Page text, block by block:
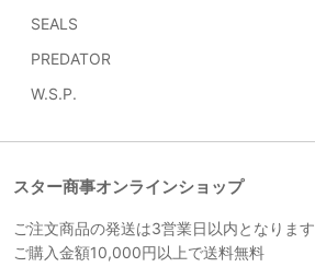
スター商事オンラインショップ
ご注文商品の発送は3営業日以内となります
ご購入金額10,000円以上で送料無料
SEALS
PREDATOR
W.S.P.